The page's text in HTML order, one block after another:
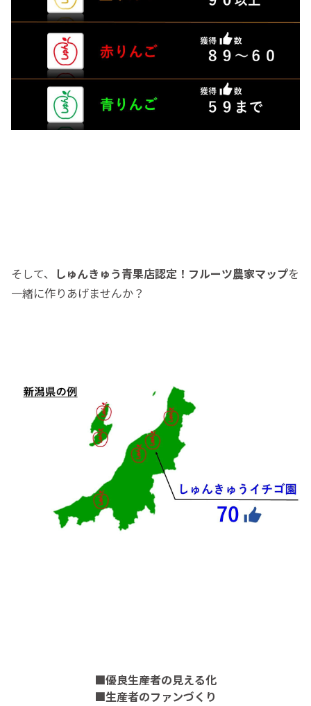
そして、 しゅんきゅう青果店認定！フルーツ農家マップを
一緒に作りあげませんか？
■優良生産者の見える化
■生産者のファンづくり